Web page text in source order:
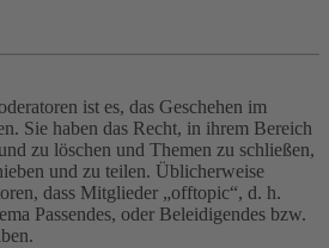
ist es, das Geschehen im
Sie haben das Recht, in ihrem Bereich
zu löschen und Themen zu schließen,
und zu teilen. Üblicherweise
dass Mitglieder „offtopic“, d. h.
Passendes, oder Beleidigendes bzw.